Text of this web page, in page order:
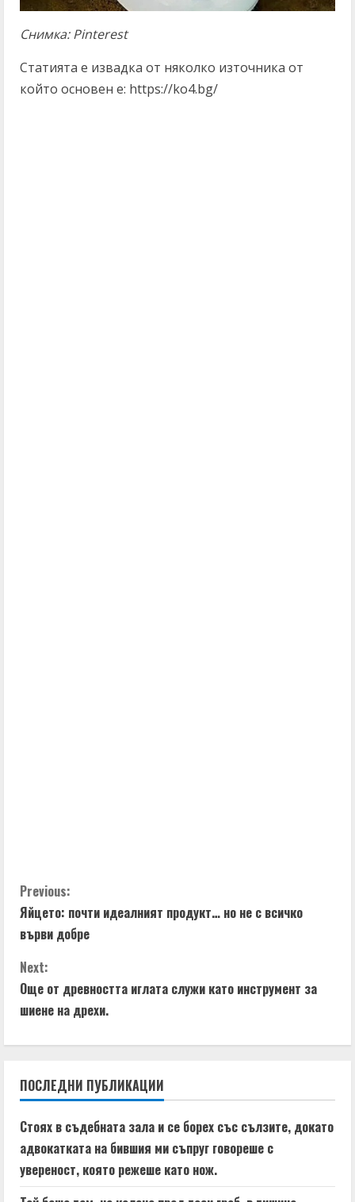
Снимка: Pinterest
Статията е извадка от няколко източника от
който основен е: https://ko4.bg/
C
o
n
t
u
e
R
Previous:
Яйцето: почти идеалният продукт… но не с всичко
върви добре
Next:
Още от древността иглата служи като инструмент за
шиене на дрехи.
ПОСЛЕДНИ ПУБЛИКАЦИИ
Стоях в съдебната зала и се борех със сълзите, докато
адвокатката на бившия ми съпруг говореше с
увереност, която режеше като нож.